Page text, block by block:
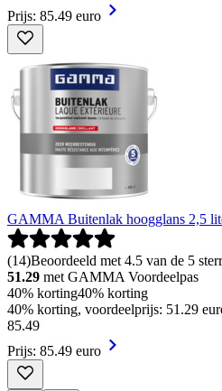
Prijs: 85.49 euro
GAMMA Buitenlak hoogglans 2,5
(14)Beoordeeld met 4.5 van de 5
51.29 met GAMMA Voordeelpas
40% korting40% korting
40% korting, voordeelprijs: 51.29
85.49
Prijs: 85.49 euro